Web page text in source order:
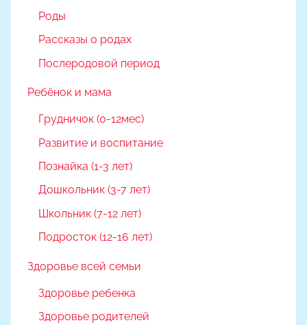
Роды
Рассказы о родах
Послеродовой период
Ребёнок и мама
Грудничок (0-12мес)
Развитие и воспитание
Познайка (1-3 лет)
Дошкольник (3-7 лет)
Школьник (7-12 лет)
Подросток (12-16 лет)
Здоровье всей семьи
Здоровье ребенка
Здоровье родителей